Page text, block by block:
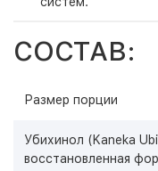
СОСТАВ:
Размер порции
Убихинол (Kaneka
восстановленная